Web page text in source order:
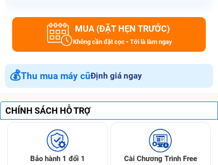
MUA (ĐẶT HẸN TRƯỚC)
Không cần đặt cọc • Tới là làm ngay
💰Thu mua máy cũĐịnh giá ngay
CHÍNH SÁCH HỖ TRỢ
Bảo hành 1 đổi 1 Cài Chương Trình Free